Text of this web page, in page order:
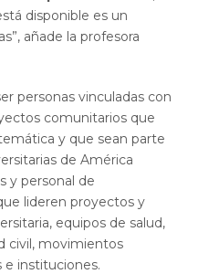
disponible es un
añade la profesora
personas vinculadas con
comunitarios que
y que sean parte
de América
y personal de
lideren proyectos y
equipos de salud,
civil, movimientos
e instituciones.